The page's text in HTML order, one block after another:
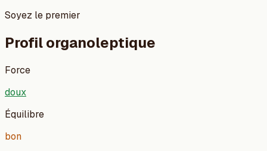
Soyez le premier
Profil organoleptique
Force
doux
Équilibre
bon